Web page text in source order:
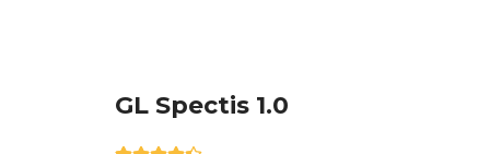
GL Spectis 1.0